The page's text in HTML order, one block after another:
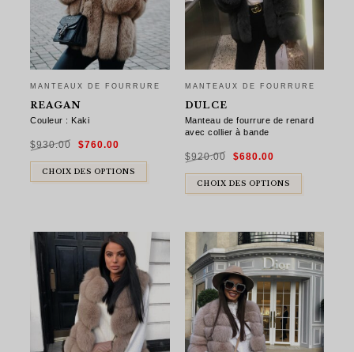
MANTEAUX DE FOURRURE
REAGAN
Couleur : Kaki
$930.00
Le
prix
était :
$930.00.
$760.00
est :
$760.00.
CHOIX DES OPTIONS
MANTEAUX DE FOURRURE
DULCE
Manteau de fourrure de renard
avec collier à bande
$920.00
Le
prix
était :
$920.00.
$680.00prix
est :
$680.00.
CHOIX DES OPTIONS